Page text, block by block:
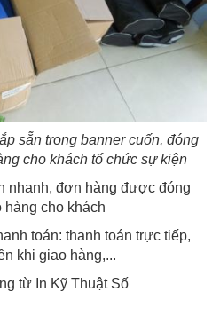
sẵn trong banner cuốn, đóng
cho khách tổ chức sự kiện
nhanh, đơn hàng được đóng
hàng cho khách
toán: thanh toán trực tiếp,
khi giao hàng,...
từ In Kỹ Thuật Số